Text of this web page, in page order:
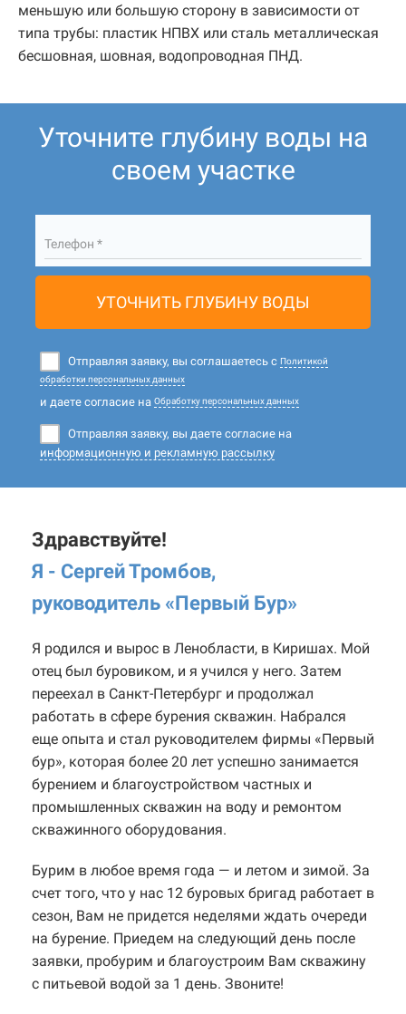
меньшую или большую сторону в зависимости от
типа трубы: пластик НПВХ или сталь металлическая
бесшовная, шовная, водопроводная ПНД.
Уточните глубину воды на
своем участке
Телефон *
УТОЧНИТЬ ГЛУБИНУ ВОДЫ
Отправляя заявку, вы соглашаетесь с Политикой
обработки персональных данных
и даете согласие на Обработку персональных данных
Отправляя заявку, вы даете согласие на
информационную и рекламную рассылку
Здравствуйте!
Я - Сергей Тромбов,
руководитель «Первый Бур»
Я родился и вырос в Ленобласти, в Киришах. Мой
отец был буровиком, и я учился у него. Затем
переехал в Санкт-Петербург и продолжал
работать в сфере бурения скважин. Набрался
еще опыта и стал руководителем фирмы «Первый
бур», которая более 20 лет успешно занимается
бурением и благоустройством частных и
промышленных скважин на воду и ремонтом
скважинного оборудования.
Бурим в любое время года — и летом и зимой. За
счет того, что у нас 12 буровых бригад работает в
сезон, Вам не придется неделями ждать очереди
на бурение. Приедем на следующий день после
заявки, пробурим и благоустроим Вам скважину
с питьевой водой за 1 день. Звоните!